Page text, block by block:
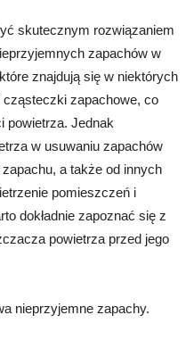
skutecznym rozwiązaniem
zapachów w
znajdują się w niektórych
zapachowe, co
powietrza. Jednak
w usuwaniu zapachów
a także od innych
pomieszczeń i
dokładnie zapoznać się z
powietrza przed jego
nieprzyjemne zapachy.